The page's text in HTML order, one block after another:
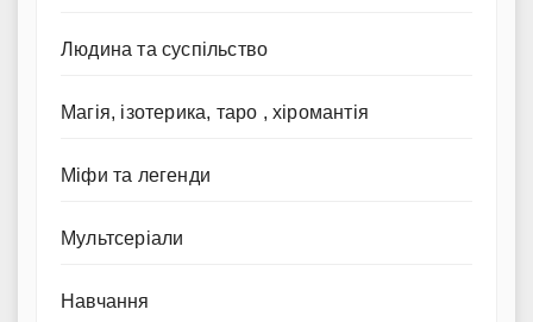
Людина та суспільство
Магія, ізотерика, таро , хіромантія
Міфи та легенди
Мультсеріали
Навчання